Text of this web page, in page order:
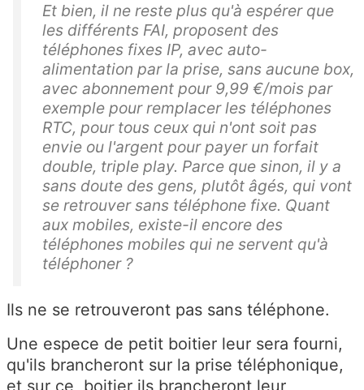
Et bien, il ne reste plus qu'à espérer que
les différents FAI, proposent des
téléphones fixes IP, avec auto-
alimentation par la prise, sans aucune box,
avec abonnement pour 9,99 €/mois par
exemple pour remplacer les téléphones
RTC, pour tous ceux qui n'ont soit pas
envie ou l'argent pour payer un forfait
double, triple play. Parce que sinon, il y a
sans doute des gens, plutôt âgés, qui vont
se retrouver sans téléphone fixe. Quant
aux mobiles, existe-il encore des
téléphones mobiles qui ne servent qu'à
téléphoner ?
Ils ne se retrouveront pas sans téléphone.
Une espece de petit boitier leur sera fourni,
qu'ils brancheront sur la prise téléphonique,
et sur ce boitier ils brancheront leur